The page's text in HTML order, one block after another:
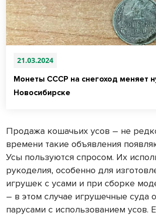
21.03.2024
Монеты СССР на снегоход меняет
Новосибирске
Продажа кошачьих усов – не
времени такие объявления
Усы пользуются спросом. Их
рукоделия, особенно для
игрушек с усами и при сборке
– в этом случае игрушечные суда
парусами с использованием усов.